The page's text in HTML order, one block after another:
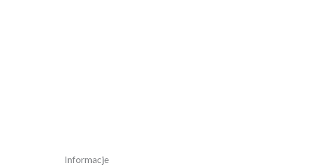
Informacje